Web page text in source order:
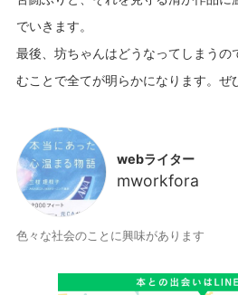
でいきます。
最後、坊ちゃんはどうなってしまうの
webライター
mworkfora
色々な社会のことに興味があります